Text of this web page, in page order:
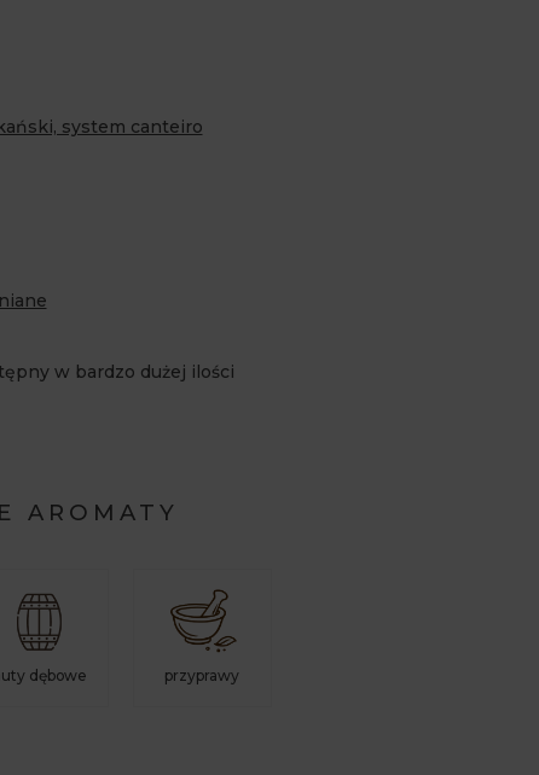
system canteiro
w bardzo dużej ilości
AROMATY
dębowe przyprawy